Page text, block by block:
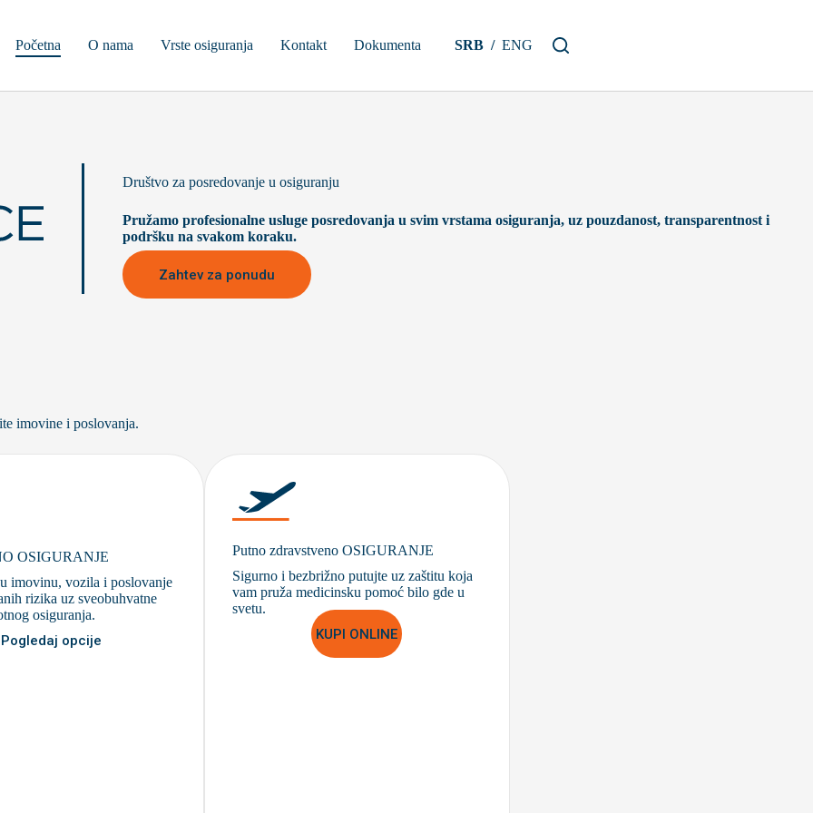
Početna O nama Vrste osiguranja Kontakt Dokumenta SRB / ENG
Društvo za posredovanje u osiguranju
Pružamo profesionalne usluge posredovanja u svim vrstama osiguranja, uz pouzdanost, transparentnost i
podršku na svakom koraku.
Zahtev za ponudu
imovine i poslovanja.
OSIGURANJE
imovinu, vozila i poslovanje
rizika uz sveobuhvatne
osiguranja.
Pogledaj opcije
Putno zdravstveno OSIGURANJE
Sigurno i bezbrižno putujte uz zaštitu koja
vam pruža medicinsku pomoć bilo gde u
svetu.
KUPI ONLINE